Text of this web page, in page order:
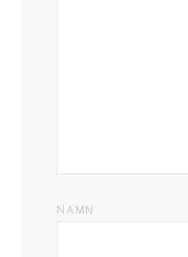
NAMN